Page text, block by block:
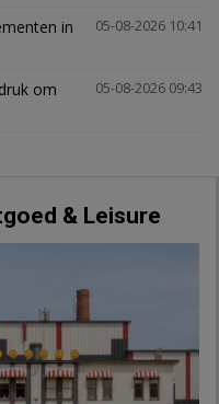
05-08-2026 10:41
in
05-08-2026 09:43
om
& Leisure